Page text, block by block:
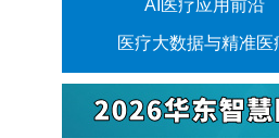
AI医疗应用前沿
医疗大数据与精准医